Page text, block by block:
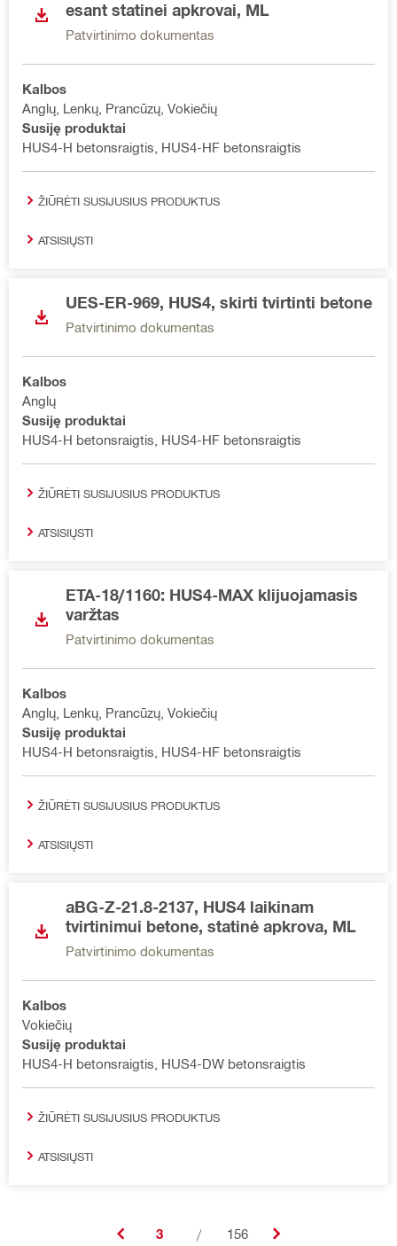
esant statinei apkrovai, ML
Patvirtinimo dokumentas
Kalbos
Anglų, Lenkų, Prancūzų, Vokiečių
Susiję produktai
HUS4-H betonsraigtis, HUS4-HF betonsraigtis
ŽIŪRĖTI SUSIJUSIUS PRODUKTUS
ATSISIŲSTI
UES-ER-969, HUS4, skirti tvirtinti betone
Patvirtinimo dokumentas
Kalbos
Anglų
Susiję produktai
HUS4-H betonsraigtis, HUS4-HF betonsraigtis
ŽIŪRĖTI SUSIJUSIUS PRODUKTUS
ATSISIŲSTI
ETA-18/1160: HUS4-MAX klijuojamasis
varžtas
Patvirtinimo dokumentas
Kalbos
Anglų, Lenkų, Prancūzų, Vokiečių
Susiję produktai
HUS4-H betonsraigtis, HUS4-HF betonsraigtis
ŽIŪRĖTI SUSIJUSIUS PRODUKTUS
ATSISIŲSTI
aBG-Z-21.8-2137, HUS4 laikinam
tvirtinimui betone, statinė apkrova, ML
Patvirtinimo dokumentas
Kalbos
Vokiečių
Susiję produktai
HUS4-H betonsraigtis, HUS4-DW betonsraigtis
ŽIŪRĖTI SUSIJUSIUS PRODUKTUS
ATSISIŲSTI
3 / 156